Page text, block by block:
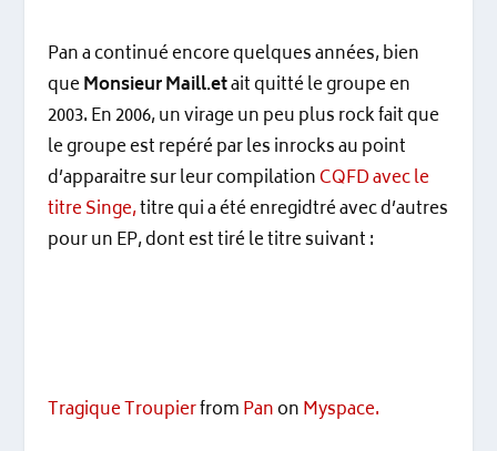
Pan a continué encore quelques années, bien
queMonsieur Maill.etait quitté le groupe en
2003. En 2006, un virage un peu plus rock fait que
le groupe est repéré par les inrocks au point
d’apparaitre sur leur compilationCQFD avec le
titre Singe,titre qui a été enregidtré avec d’autres
pour un EP, dont est tiré le titre suivant :
Tragique TroupierfromPanonMyspace.